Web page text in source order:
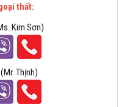
thất:
Kim Sơn)
(Mr. Thịnh)